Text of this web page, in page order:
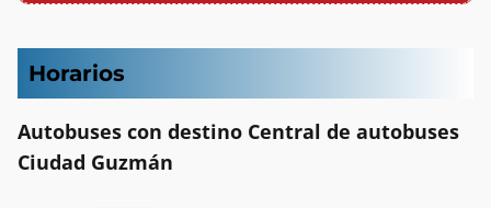
Horarios
Autobuses con destino Central de autobuses
Ciudad Guzmán